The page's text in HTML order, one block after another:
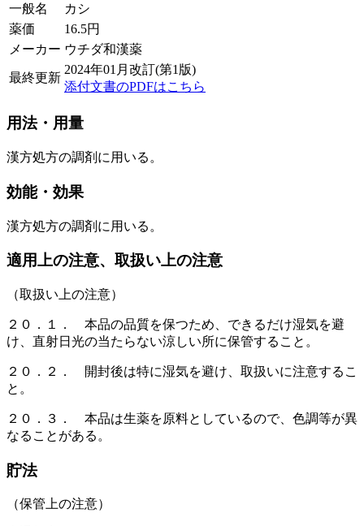
一般名
カシ
薬価
16.5円
メーカー ウチダ和漢薬
最終更新
2024年01月改訂(第1版)
添付文書のPDFはこちら
用法・用量
漢方処方の調剤に用いる。
効能・効果
漢方処方の調剤に用いる。
適用上の注意、取扱い上の注意
（取扱い上の注意）
２０．１． 本品の品質を保つため、できるだけ湿気を避
け、直射日光の当たらない涼しい所に保管すること。
２０．２． 開封後は特に湿気を避け、取扱いに注意するこ
と。
２０．３． 本品は生薬を原料としているので、色調等が異
なることがある。
貯法
（保管上の注意）